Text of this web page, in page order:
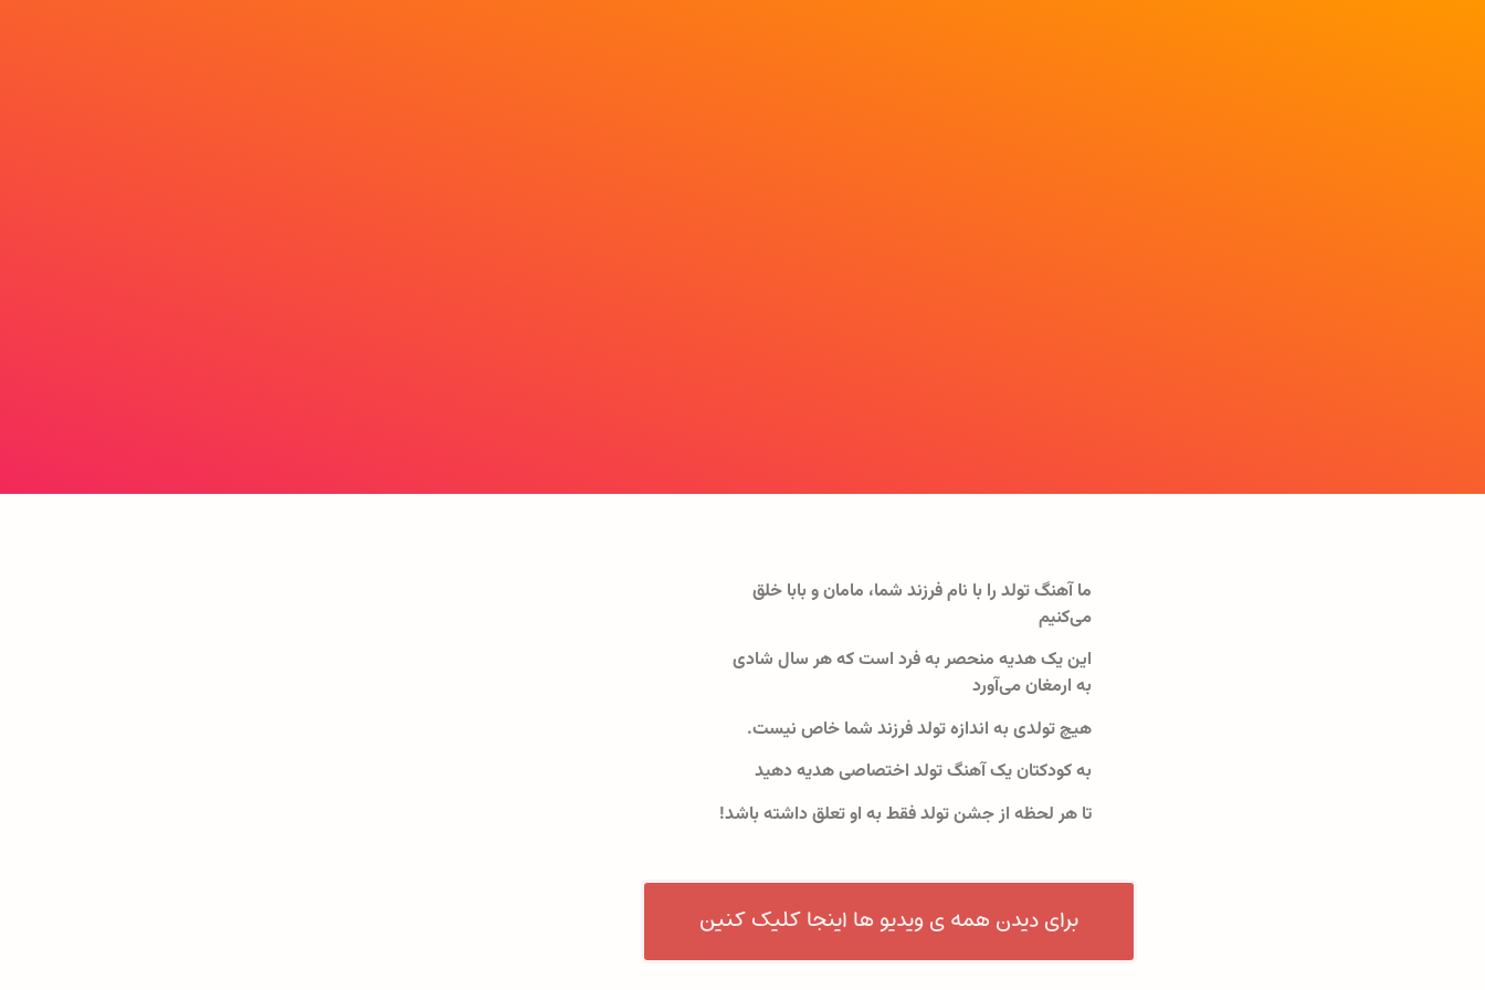
ما آهنگ تولد را با نام فرزند شما، مامان و بابا خلق
می‌کنیم
این یک هدیه منحصر به فرد است که هر سال شادی
به ارمغان می‌آورد
هیچ تولدی به اندازه تولد فرزند شما خاص نیست.
به کودکتان یک آهنگ تولد اختصاصی هدیه دهید
تا هر لحظه از جشن تولد فقط به او تعلق داشته باشد!
برای دیدن همه ی ویدیو ها اینجا کلیک کنین